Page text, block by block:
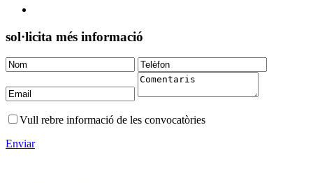
sol·licita més informació
Vull rebre informació de les convocatòries
Enviar